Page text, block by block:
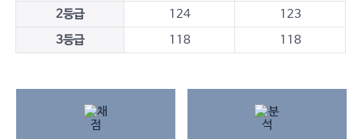
2등급
124
123
3등급
118 118